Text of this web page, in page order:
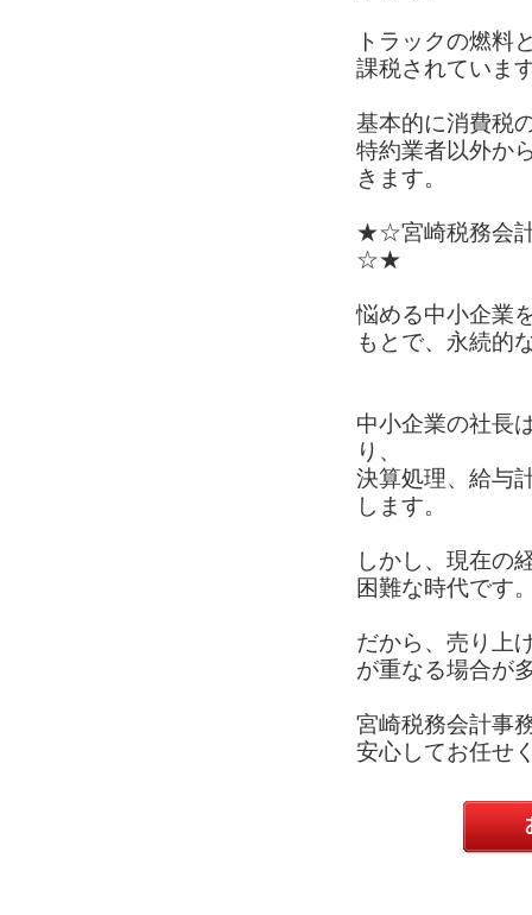
トラックの燃料
課税されていま
基本的に消費税
特約業者以外か
きます。
★☆宮崎税務会計
☆★
悩める中小企業
もとで、永続的
中小企業の社長
り、
決算処理、給与
します。
しかし、現在の
困難な時代です
だから、売り上
が重なる場合が
宮崎税務会計事
安心してお任せ